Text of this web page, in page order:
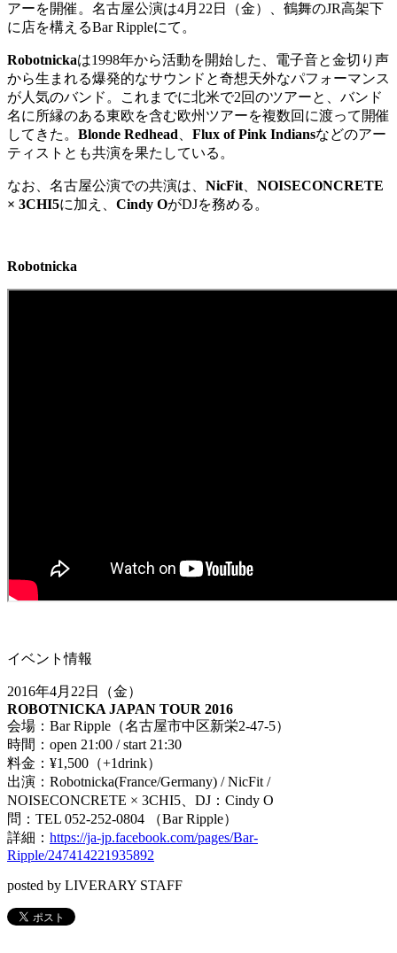
アーを開催。名古屋公演は4月22日（金）、鶴舞のJR高架下
に店を構えるBar Rippleにて。
Robotnickaは1998年から活動を開始した、電子音と金切り声
から生まれる爆発的なサウンドと奇想天外なパフォーマンス
が人気のバンド。これまでに北米で2回のツアーと、バンド
名に所縁のある東欧を含む欧州ツアーを複数回に渡って開催
してきた。 Blonde Redhead Flux of Pink Indiansなどのアー
ティストとも共演を果たしている。
なお、名古屋公演での共演は、 NicFit
NOISECONCRETE
× 3CHI5に加え、 Cindy OがDJを務める。
Robotnicka
イベント情報
2016年4月22日（金）
ROBOTNICKA JAPAN TOUR 2016
会場：Bar Ripple（名古屋市中区新栄2-47-5）
時間：open 21:00 / start 21:30
料金：¥1,500（+1drink）
出演：Robotnicka(France/Germany) / NicFit /
NOISECONCRETE × 3CHI5、DJ：Cindy O
問：TEL 052-252-0804 （Bar Ripple）
詳細： https://ja-jp.facebook.com/pages/Bar-
Ripple/247414221935892
posted by LIVERARY STAFF